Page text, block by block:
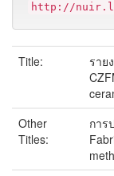
http://
Title:
ราย
Other
Titles:
การ